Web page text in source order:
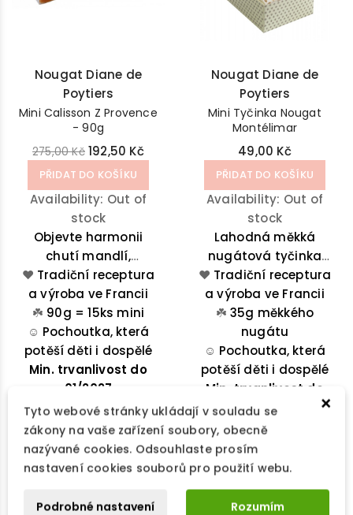
Nougat Diane de
Poytiers
Mini Calisson Z Provence
- 90g
275,00 Kč 192,50 Kč
PŘIDAT DO KOŠÍKU
Availability: Out of
stock
Objevte harmonii
chutí mandlí,
kandovaného
melounu a
pomerančové kůry v
této oválné pochoutce
se špičatými konci –
ideální volba pro
každou příležitost.
❤️ Tradiční receptura
a výroba ve Francii
☘️ 90g = 15ks mini
☺️ Pochoutka, která
potěší děti i dospělé
Min. trvanlivost do
01/2027
Nougat Diane de
Poytiers
Mini Tyčinka Nougat
Montélimar
49,00 Kč
PŘIDAT DO KOŠÍKU
Availability: Out of
stock
Lahodná měkká
nugátová tyčinka
z Montélimar
je harmonickou směsí
medu z Provence,
mandlí, pistácií a
vanilky.
❤️ Tradiční receptura
a výroba ve Francii
☘️ 35g měkkého
nugátu
☺️ Pochoutka, která
potěší děti i dospělé
Min. trvanlivost do
11/26
-20%
×
Tyto webové stránky ukládají v souladu se
zákony na vaše zařízení soubory, obecně
nazývané cookies. Odsouhlaste prosím
nastavení cookies souborů pro použití webu.
Podrobné nastavení Rozumím